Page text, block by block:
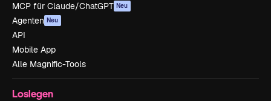
MCP für Claude/ChatGPT Neu
Agenten Neu
API
Mobile App
Alle Magnific-Tools
Loslegen